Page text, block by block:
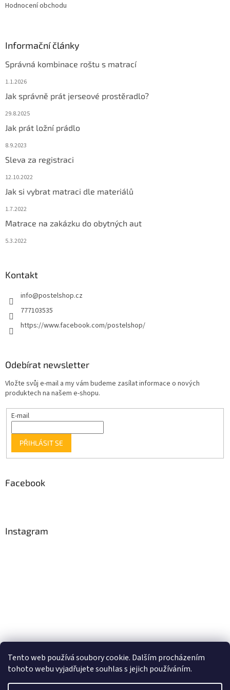
Tento web používá soubory cookie. Dalším procházením
tohoto webu vyjadřujete souhlas s jejich používáním.
Hodnocení obchodu
Informační články
Správná kombinace roštu s matrací
1.1.2026
Jak správně prát jerseové prostěradlo?
29.8.2025
Jak prát ložní prádlo
8.9.2023
Sleva za registraci
12.10.2022
Jak si vybrat matraci dle materiálů
1.7.2022
Matrace na zakázku do obytných aut
5.3.2022
Kontakt
info@postelshop.cz
777103535
https://www.facebook.com/postelshop/
Odebírat newsletter
Vložte svůj e-mail a my vám budeme zasílat informace o nových
produktech na našem e-shopu.
E-mail
PŘIHLÁSIT SE
Facebook
Instagram
Sledovat na Instagramu